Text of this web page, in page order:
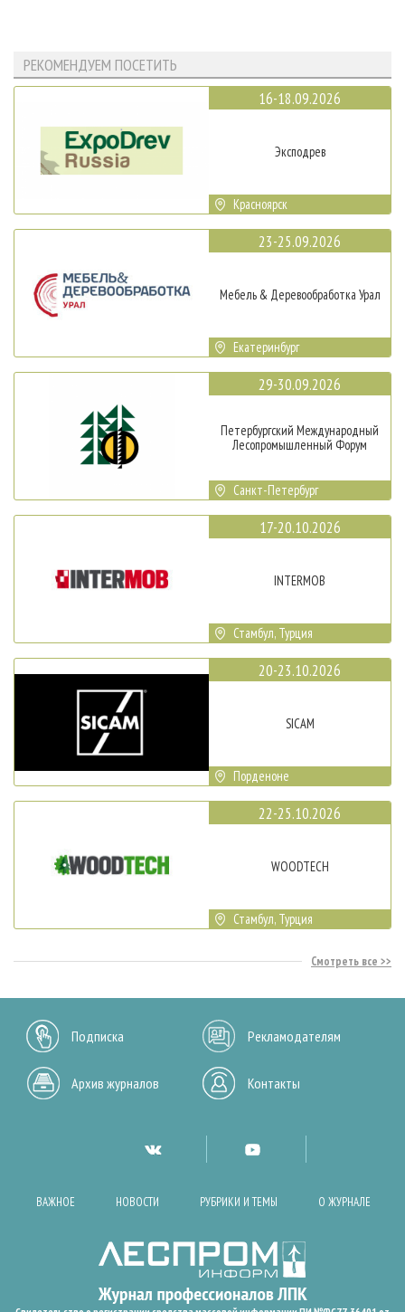
РЕКОМЕНДУЕМ ПОСЕТИТЬ
16-18.09.2026
Эксподрев
Красноярск
23-25.09.2026
Мебель & Деревообработка Урал
Екатеринбург
29-30.09.2026
Петербургский Международный
Лесопромышленный Форум
Санкт-Петербург
17-20.10.2026
INTERMOB
Стамбул, Турция
20-23.10.2026
SICAM
Порденоне
22-25.10.2026
WOODTECH
Стамбул, Турция
Смотреть все
Подписка Рекламодателям
Архив журналов Контакты
ВАЖНОЕ НОВОСТИ РУБРИКИ И ТЕМЫ О ЖУРНАЛЕ